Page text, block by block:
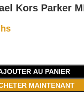
Kors Parker
AU PANIER
MAINTENANT